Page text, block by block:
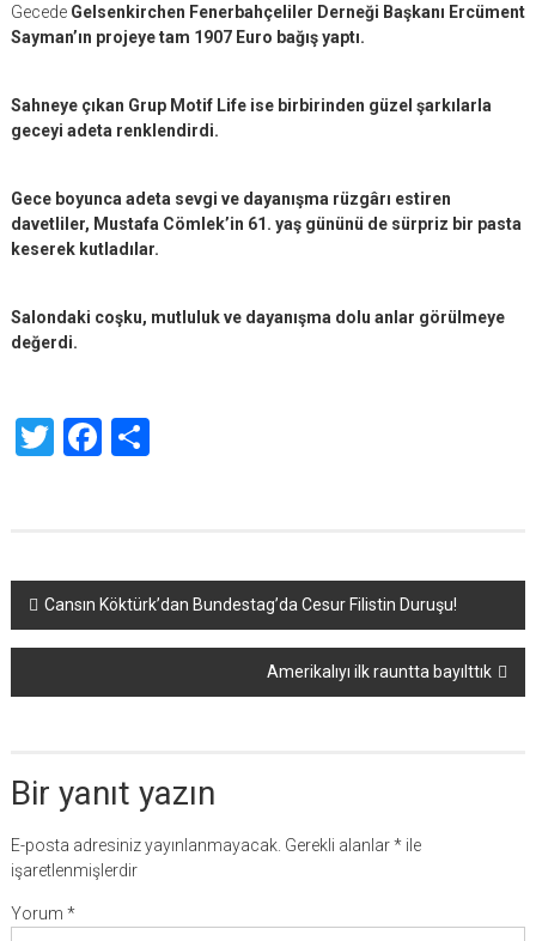
Gecede Gelsenkirchen Fenerbahçeliler Derneği Başkanı Ercüment
Sayman’ın projeye tam 1907 Euro bağış yaptı.
Sahneye çıkan Grup Motif Life ise birbirinden güzel şarkılarla
geceyi adeta renklendirdi.
Gece boyunca adeta sevgi ve dayanışma rüzgârı estiren
davetliler, Mustafa Cömlek’in 61. yaş gününü de sürpriz bir pasta
keserek kutladılar.
Salondaki coşku, mutluluk ve dayanışma dolu anlar görülmeye
değerdi.
TwitterFacebook
Yazı
dolaşımı
Cansın Köktürk’dan Bundestag’da Cesur Filistin Duruşu!
Amerikalıyı ilk rauntta bayılttık
Bir yanıt yazın
E-posta adresiniz yayınlanmayacak. Gerekli alanlar*ile
işaretlenmişlerdir
Yorum *